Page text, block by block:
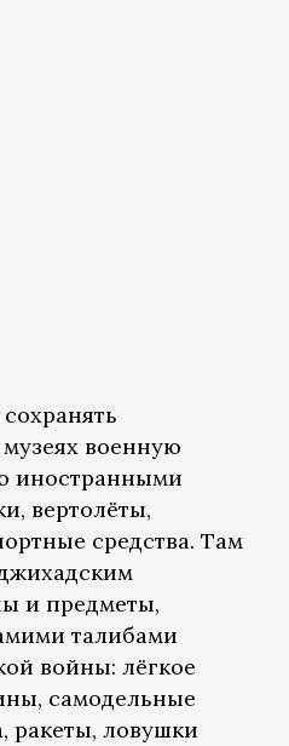
военную
иностранными
вертолёты,
средства. Там
и предметы,
талибами
войны: лёгкое
самодельные
ракеты, ловушки